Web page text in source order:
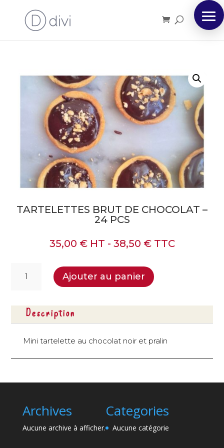
TARTELETTES BRUT DE CHOCOLAT –
24 PCS
35,00 € HT - 38,50 €TTC
chocolat
pcs
Ajouter au panier
Description
Mini tartelette au chocolat noir et pralin
Archives
Aucune archive à afficher.
Categories
Aucune catégorie